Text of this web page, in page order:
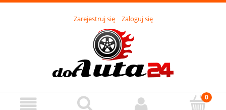
Zarejestruj się Zaloguj się